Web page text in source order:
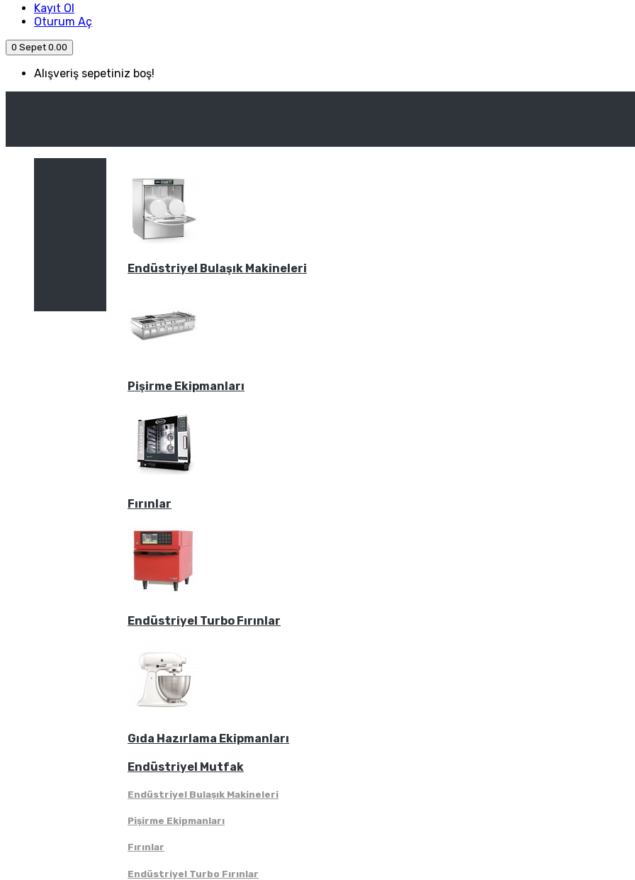
Kayıt Ol
Oturum Aç
0 Sepet 0.00
Alışveriş sepetiniz boş!
Kategori
Endüstriyel Bulaşık Makineleri
Pişirme Ekipmanları
Fırınlar
Endüstriyel Turbo Fırınlar
Gıda Hazırlama Ekipmanları
Endüstriyel Mutfak
Endüstriyel Bulaşık Makineleri
Pişirme Ekipmanları
Fırınlar
Endüstriyel Turbo Fırınlar